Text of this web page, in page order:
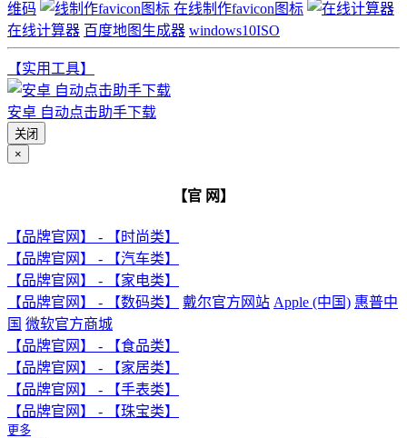
维码
在线制作favicon图标
在线计算器 百度地图生成器 windows10ISO
【实用工具】
安卓 自动点击助手下载
关闭
×
【官 网】
【品牌官网】 - 【时尚类】
【品牌官网】 - 【汽车类】
【品牌官网】 - 【家电类】
【品牌官网】 - 【数码类】
戴尔官方网站 Apple (中国) 惠普中
国 微软官方商城
【品牌官网】 - 【食品类】
【品牌官网】 - 【家居类】
【品牌官网】 - 【手表类】
【品牌官网】 - 【珠宝类】
更多